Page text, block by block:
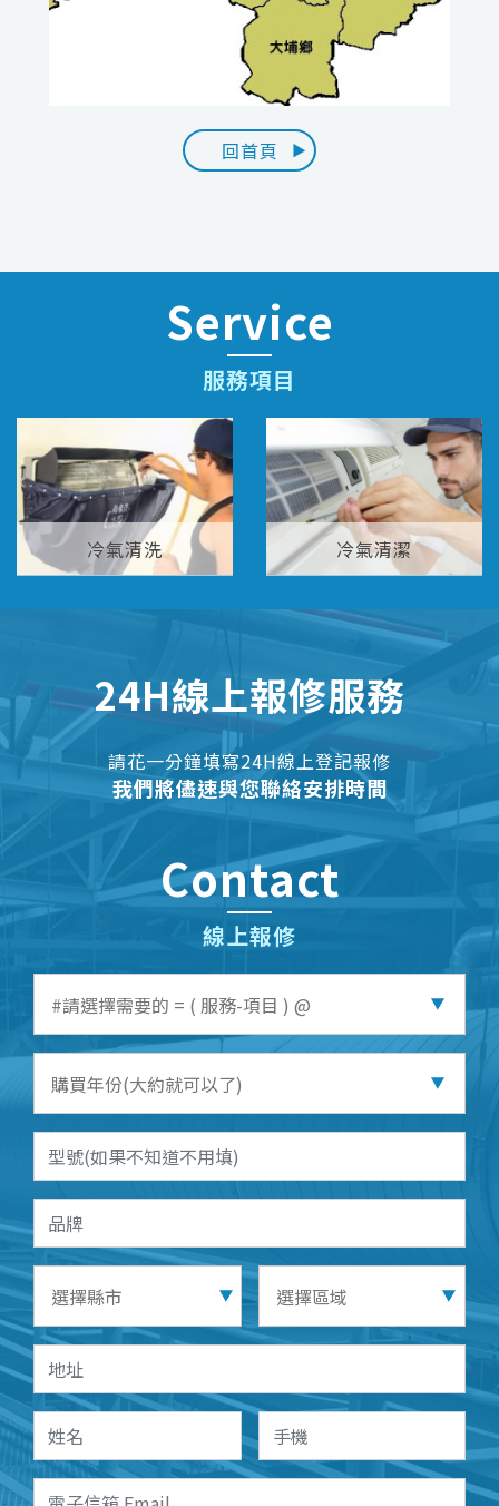
回首頁
Service
服務項目
冷氣清洗 冷氣清潔
24H線上報修服務
請花一分鐘填寫24H線上登記報修
我們將儘速與您聯絡安排時間
Contact
線上報修